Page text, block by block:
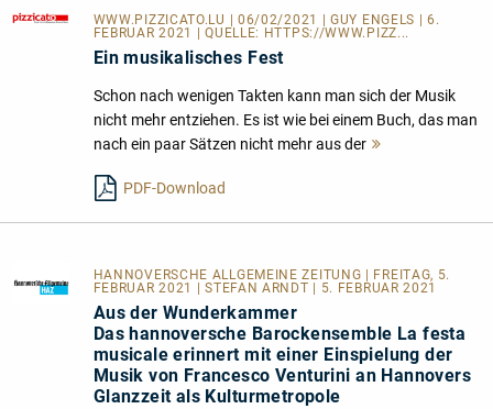
WWW.PIZZICATO.LU
| 06/02/2021 | GUY ENGELS | 6.
FEBRUAR 2021 | QUELLE: HTTPS://WWW.PIZZ...
Ein musikalisches Fest
Schon nach wenigen Takten kann man sich der Musik
nicht mehr entziehen. Es ist wie bei einem Buch, das man
nach ein paar Sätzen nicht mehr aus der
PDF-Download
HANNOVERSCHE ALLGEMEINE ZEITUNG
| FREITAG, 5.
FEBRUAR 2021 | STEFAN ARNDT | 5. FEBRUAR 2021
Aus der Wunderkammer
Das hannoversche Barockensemble La festa
musicale erinnert mit einer Einspielung der
Musik von Francesco Venturini an Hannovers
Glanzzeit als Kulturmetropole